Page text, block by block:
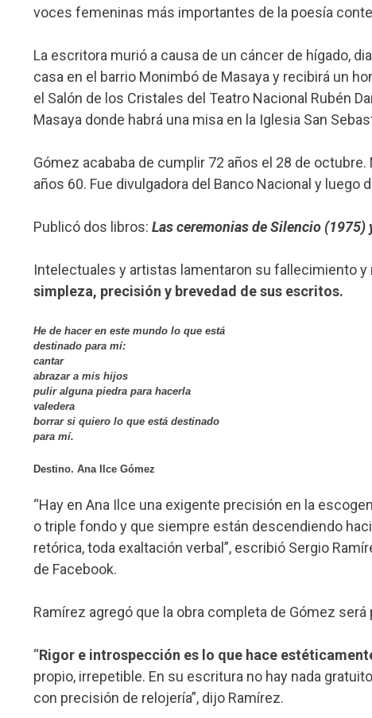
voces femeninas más importantes de la poesía
La escritora murió a causa de un cáncer de hígado,
casa en el barrio Monimbó de Masaya y recibirá un
el Salón de los Cristales del Teatro Nacional Rubén
Masaya donde habrá una misa en la Iglesia San
Gómez acababa de cumplir 72 años el 28 de
años 60. Fue divulgadora del Banco Nacional y luego
Publicó dos libros: Las ceremonias de Silencio
Intelectuales y artistas lamentaron su fallecimiento y
simpleza, precisión y brevedad de sus escritos.
He de hacer en este mundo lo que está
destinado para mí:
cantar
abrazar a mis hijos
pulir alguna piedra para hacerla
valedera
borrar si quiero lo que está destinado
para mí.
Destino. Ana Ilce Gómez
“Hay en Ana Ilce una exigente precisión en la
o triple fondo y que siempre están descendiendo
retórica, toda exaltación verbal”, escribió Sergio
de Facebook.
Ramírez agregó que la obra completa de Gómez
“Rigor e introspección es lo que hace
propio, irrepetible. En su escritura no hay nada
con precisión de relojería”, dijo Ramírez.